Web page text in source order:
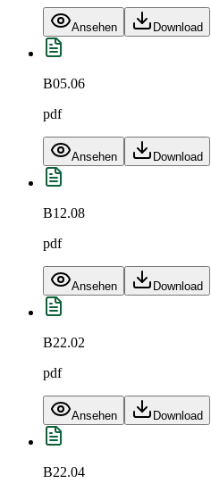
Ansehen Download
B05.06
pdf
Ansehen Download
B12.08
pdf
Ansehen Download
B22.02
pdf
Ansehen Download
B22.04